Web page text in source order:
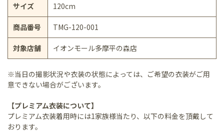
サイズ 120cm
商品番号 TMG-120-001
対象店舗 イオンモール多摩平の森店
※当日の撮影状況や衣装の状態によっては、ご希望の衣装がご用
意できない場合がございます。
【プレミアム衣装について】
プレミアム衣装着用時には1家族様当たり、以下の料金を頂戴して
おります。